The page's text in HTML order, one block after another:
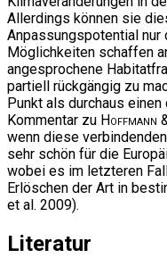
Allerdings können sie
Anpassungspotential nur
Möglichkeiten schaffen
angesprochene
partiell rückgängig zu
Punkt als durchaus
Kommentar zu Hoffmann
wenn diese
sehr schön für die
wobei es im letzteren
Erlöschen der Art in
et al. 2009).
Literatur